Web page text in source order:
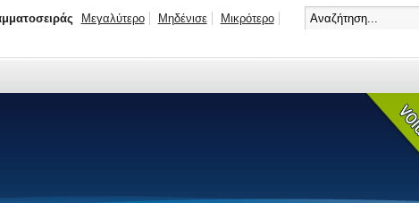
Μεγαλύτερο Μηδένισε Μικρότερο